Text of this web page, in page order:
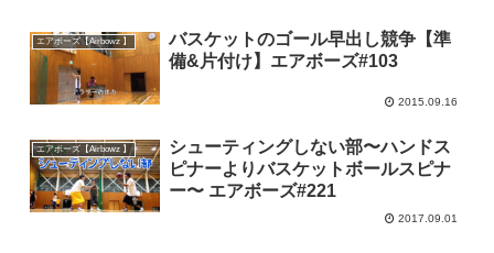
エアボーズ【Airbowz 】
バスケットのゴール早出し競争【準
備&片付け】エアボーズ#103
2015.09.16
エアボーズ【Airbowz 】
シューティングしない部〜ハンドス
ピナーよりバスケットボールスピナ
ー〜 エアボーズ#221
2017.09.01